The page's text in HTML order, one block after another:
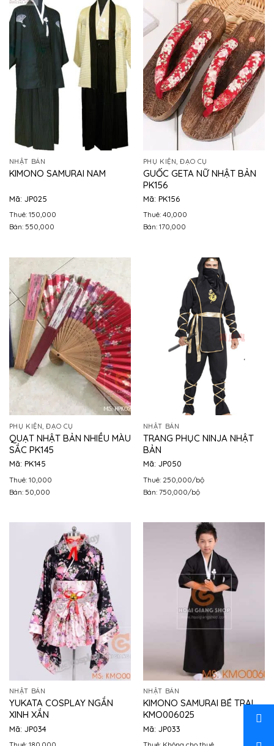
NHẬT BẢN
KIMONO SAMURAI NAM
Mã: JP025
Thuê: 150,000
Bán: 550,000
PHỤ KIỆN, ĐẠO CỤ
GUỐC GETA NỮ NHẬT BẢN
PK156
Mã: PK156
Thuê: 40,000
Bán: 170,000
PHỤ KIỆN, ĐẠO CỤ
QUẠT NHẬT BẢN NHIỀU MÀU
SẮC PK145
Mã: PK145
Thuê: 10,000
Bán: 50,000
NHẬT BẢN
TRANG PHỤC NINJA NHẬT
BẢN
Mã: JP050
Thuê: 250,000/bộ
Bán: 750,000/bộ
NHẬT BẢN
YUKATA COSPLAY NGẮN
XINH XẮN
Mã: JP034
NHẬT BẢN
KIMONO SAMURAI BÉ TRAI
KMO006025
Mã: JP033